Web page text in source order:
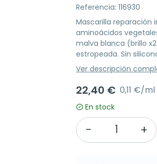
Referencia: 116930
Mascarilla reparación
aminoácidos
malva blanca (brillo
estropeada. Sin
Ver descripción
22,40 € 0,11 €/ml
En stock